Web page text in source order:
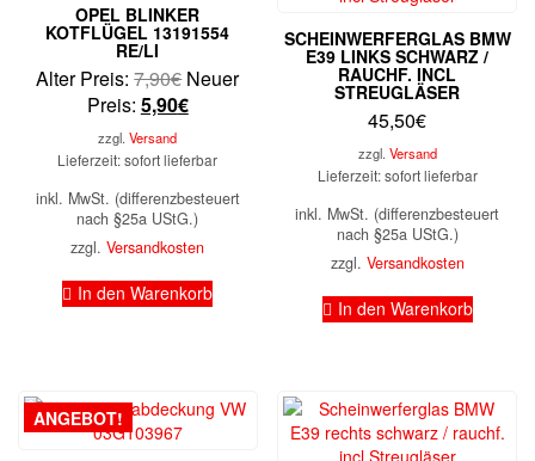
OPEL BLINKER
KOTFLÜGEL 13191554
RE/LI
Alter Preis: 7,90€ Ursprünglicher
Preis
7,90€
Neuer
Preis: 5,90€Aktueller
ist:
zzgl.Versand
Lieferzeit: sofort lieferbar
inkl. MwSt. (differenzbesteuert
nach §25a UStG.)
zzgl.Versandkosten
In den Warenkorb
SCHEINWERFERGLAS BMW
E39 LINKS SCHWARZ /
RAUCHF. INCL
STREUGLÄSER
45,50€
zzgl. Versand
Lieferzeit: sofort lieferbar
inkl. MwSt. (differenzbesteuert
nach §25a UStG.)
zzgl. Versandkosten
In den Warenkorb
ANGEBOT!